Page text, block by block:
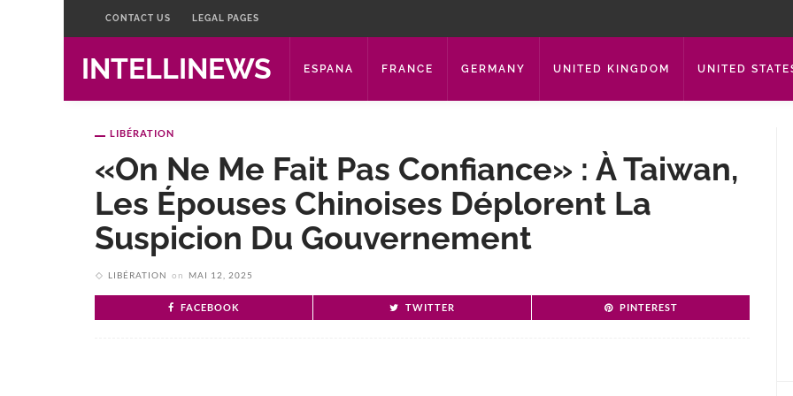
CONTACT US LEGAL PAGES
INTELLINEWS ESPANA FRANCE GERMANY UNITED KINGDOM UNITED
LIBÉRATION
«On Ne Me Fait Pas Confiance» : À Taiwan,
Les Épouses Chinoises Déplorent La
Suspicion Du Gouvernement
LIBÉRATION on MAI 12, 2025
FACEBOOK TWITTER PINTEREST